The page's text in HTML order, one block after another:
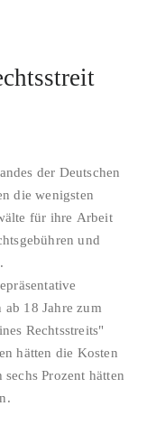
der Deutschen
die wenigsten
für ihre Arbeit
und
18 Jahre zum
Rechtsstreits"
hätten die Kosten
Prozent hätten